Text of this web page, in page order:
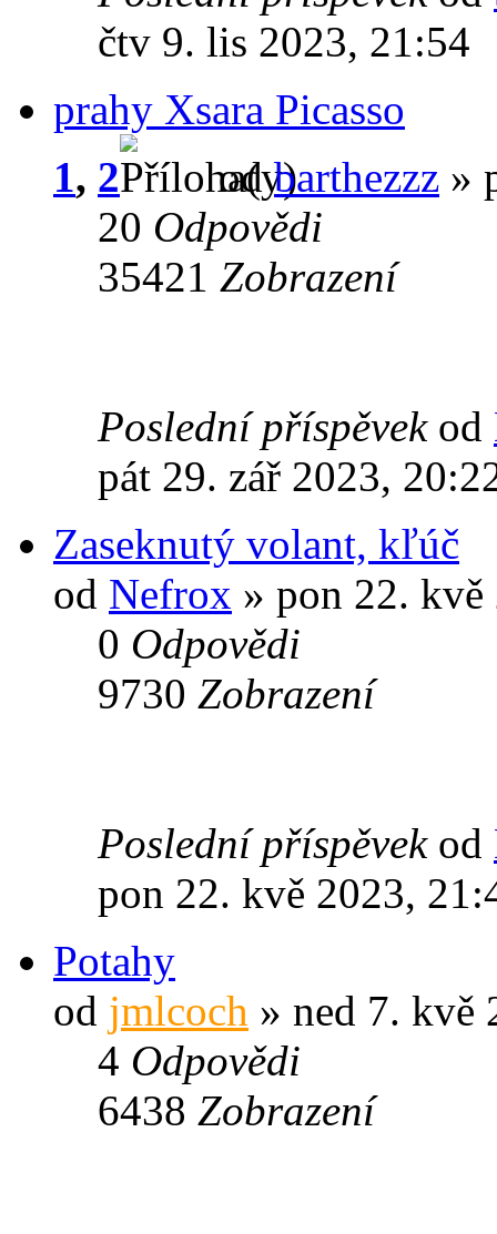
čtv 9. lis 2023, 21:54
prahy Xsara Picasso
1, 2 odbarthezzz »
20 Odpovědi
35421 Zobrazení
Poslední příspěvek od
pát 29. zář 2023,
Zaseknutý volant, kľúč
od Nefrox » pon 22.
0 Odpovědi
9730 Zobrazení
Poslední příspěvek od
pon 22. kvě 2023,
Potahy
od jmlcoch » ned 7. kvě
4 Odpovědi
6438 Zobrazení